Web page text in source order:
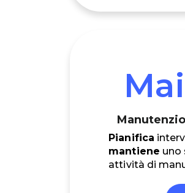
Pianifica
mantiene uno
attività di